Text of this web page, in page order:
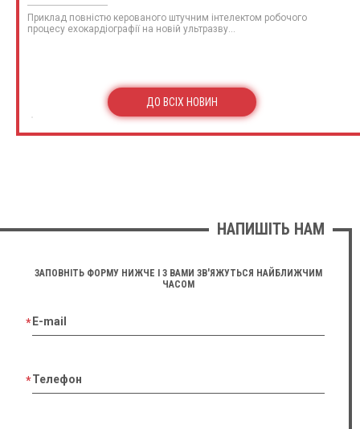
Приклад повністю керованого штучним інтелектом робочого
процесу ехокардіографії на новій ультразву...
ДО ВСІХ НОВИН
НАПИШІТЬ НАМ
ЗАПОВНІТЬ ФОРМУ НИЖЧЕ І З ВАМИ ЗВ'ЯЖУТЬСЯ НАЙБЛИЖЧИМ
ЧАСОМ
E-mail
Телефон